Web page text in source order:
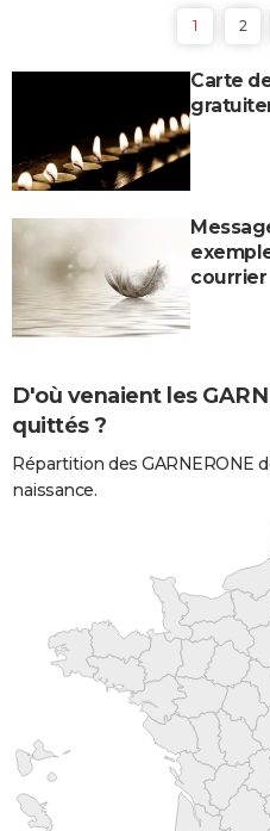
1 2
Carte
courrier
D'où venaient les
quittés ?
Répartition des GARNERONE
naissance.